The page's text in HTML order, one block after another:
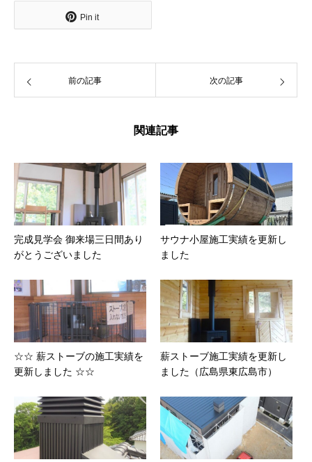
Pin it
前の記事 次の記事
関連記事
完成見学会 御来場三日間あり
がとうございました
サウナ小屋施工実績を更新し
ました
☆☆ 薪ストーブの施工実績を
更新しました ☆☆
薪ストーブ施工実績を更新し
ました（広島県東広島市）